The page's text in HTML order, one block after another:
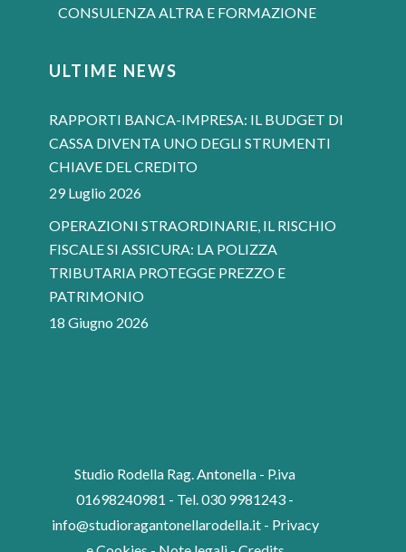
CONSULENZA ALTRA E FORMAZIONE
ULTIME NEWS
RAPPORTI BANCA-IMPRESA: IL BUDGET DI
CASSA DIVENTA UNO DEGLI STRUMENTI
CHIAVE DEL CREDITO
29 Luglio 2026
OPERAZIONI STRAORDINARIE, IL RISCHIO
FISCALE SI ASSICURA: LA POLIZZA
TRIBUTARIA PROTEGGE PREZZO E
PATRIMONIO
18 Giugno 2026
Studio Rodella Rag. Antonella - P.iva
01698240981 - Tel. 030 9981243 -
info@studioragantonellarodella.it- Privacy